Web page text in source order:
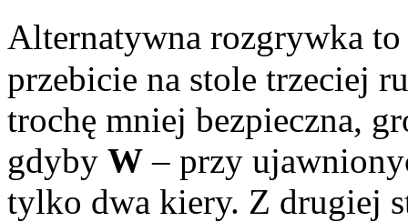
Alternatywna rozgrywka
przebicie na stole trzeciej
trochę mniej bezpieczna,
gdyby W – przy
tylko dwa kiery. Z drugiej